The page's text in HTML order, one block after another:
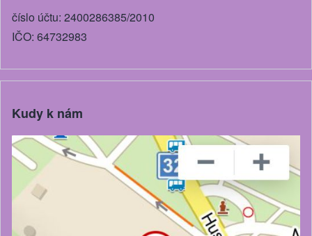
číslo účtu: 2400286385/2010
IČO: 64732983
Kudy k nám